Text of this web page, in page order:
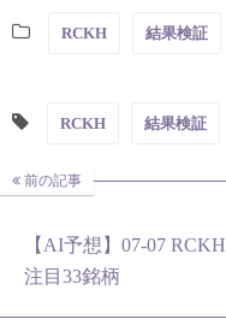
RCKH 結果検証
RCKH 結果検証
前の記事
【AI予想】07-07 RCKH
注目33銘柄